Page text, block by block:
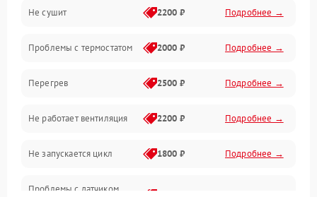
Оптика
Программное обеспечение
Датчики
Безопасность
Не сушит 2200 ₽ Подробнее →
Проблемы с термостатом 2000 ₽ Подробнее →
Перегрев 2500 ₽ Подробнее →
Не работает вентиляция 2200 ₽ Подробнее →
Не запускается цикл 1800 ₽ Подробнее →
Проблемы с датчиком